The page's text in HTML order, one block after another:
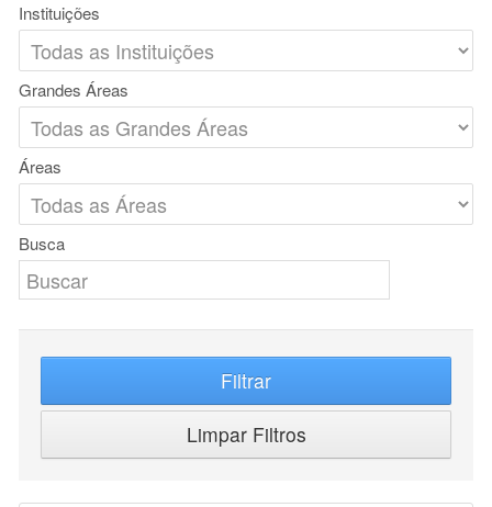
Instituições
Grandes Áreas
Áreas
Busca
Filtrar
Limpar Filtros